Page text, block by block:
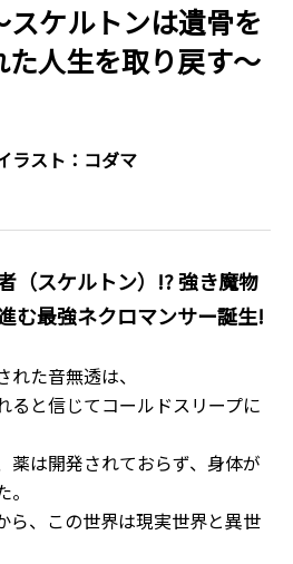
スケルトンは遺骨を
た人生を取り戻す～
ラスト： コダマ
（スケルトン）!? 強き魔物
む最強ネクロマンサー誕生!
た音無透は、
ると信じてコールドスリープに
薬は開発されておらず、身体が
ら、この世界は現実世界と異世